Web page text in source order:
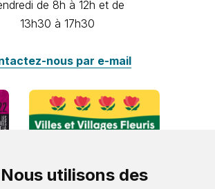
Nous utilisons des
de 8h à 12h et de
13h30 à 17h30
nous par e-mail